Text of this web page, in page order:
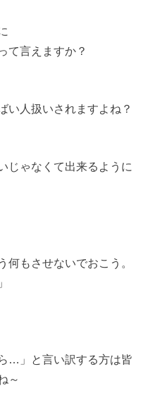
て言えますか？
い人扱いされますよね？
じゃなくて出来るように
何もさせないでおこう。
…」と言い訳する方は皆
～